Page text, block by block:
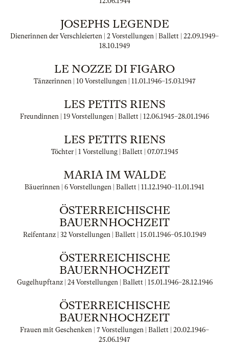
JOSEPHS LEGENDE
Dienerinnen der Verschleierten | 2 Vorstellungen | Ballett | 22.09.1949–
18.10.1949
LE NOZZE DI FIGARO
Tänzerinnen | 10 Vorstellungen | 11.01.1946–15.03.1947
LES PETITS RIENS
Freundinnen | 19 Vorstellungen | Ballett | 12.06.1945–28.01.1946
LES PETITS RIENS
Töchter | 1 Vorstellung | Ballett | 07.07.1945
MARIA IM WALDE
Bäuerinnen | 6 Vorstellungen | Ballett | 11.12.1940–11.01.1941
ÖSTERREICHISCHE
BAUERNHOCHZEIT
Reifentanz | 32 Vorstellungen | Ballett | 15.01.1946–05.10.1949
ÖSTERREICHISCHE
BAUERNHOCHZEIT
Gugelhupftanz | 24 Vorstellungen | Ballett | 15.01.1946–28.12.1946
ÖSTERREICHISCHE
BAUERNHOCHZEIT
Frauen mit Geschenken | 7 Vorstellungen | Ballett | 20.02.1946–
25.06.1947